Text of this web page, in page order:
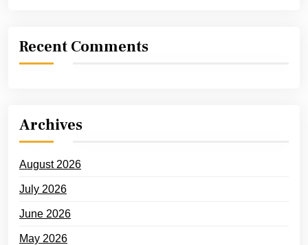
Recent Comments
Archives
August 2026
July 2026
June 2026
May 2026